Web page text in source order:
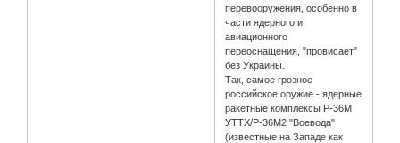
перевооружения, особенно в
части ядерного и
авиационного
переоснащения, "провисает"
без Украины.
Так, самое грозное
российское оружие - ядерные
ракетные комплексы Р-36М
УТТХ/Р-36М2 "Воевода"
(известные на Западе как